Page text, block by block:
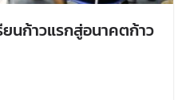
ยนก้าวแรกสู่อนาคตก้าว